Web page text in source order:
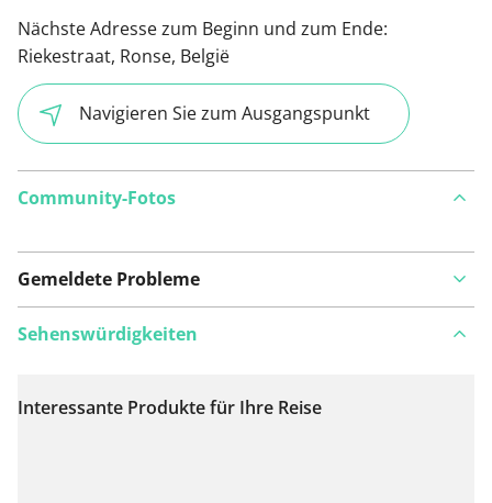
Nächste Adresse zum Beginn und zum Ende:
Riekestraat, Ronse, België
Navigieren Sie zum Ausgangspunkt
Community-Fotos
Gemeldete Probleme
Auf Karte anzeigen
Sehenswürdigkeiten
Interessante Produkte für Ihre Reise